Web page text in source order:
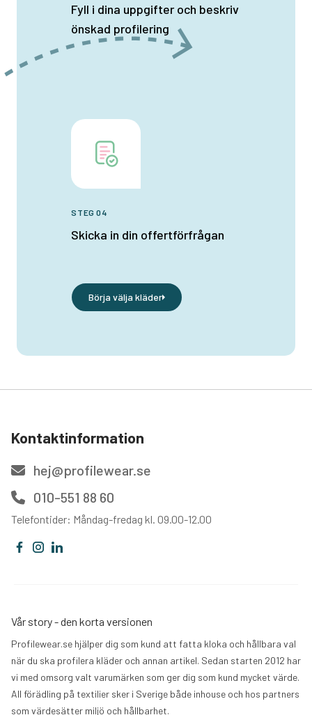
Fyll i dina uppgifter och beskriv
önskad profilering
STEG 04
Skicka in din offertförfrågan
Börja välja kläder
Kontaktinformation
hej@profilewear.se
010-551 88 60
Telefontider: Måndag-fredag kl. 09.00-12.00
Vår story - den korta versionen
Profilewear.se hjälper dig som kund att fatta kloka och hållbara val
när du ska profilera kläder och annan artikel. Sedan starten 2012 har
vi med omsorg valt varumärken som ger dig som kund mycket värde.
All förädling på textilier sker i Sverige både inhouse och hos partners
som värdesätter miljö och hållbarhet.